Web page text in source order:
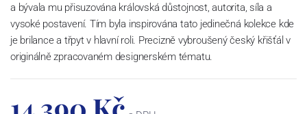
a bývala mu přisuzována královská důstojnost, autorita, síla a
vysoké postavení. Tím byla inspirována tato jedinečná kolekce kde
je brilance a třpyt v hlavní roli. Precizně vybroušený český křišťál v
originálně zpracovaném designerském tématu.